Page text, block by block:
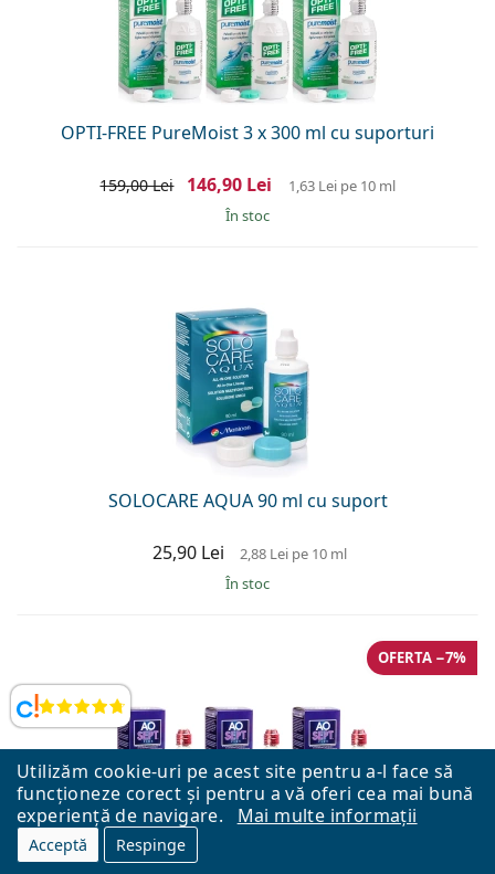
Utilizăm cookie-uri pe acest site pentru a-l face să
funcționeze corect și pentru a vă oferi cea mai bună
experiență de navigare.
Mai multe informații
Acceptă Respinge
Opinii
OPTI-FREE PureMoist 3 x 300 ml cu suporturi
159,00 Lei 146,90 Lei 1,63 Leipe 10 ml
În stoc
SOLOCARE AQUA 90 ml cu suport
25,90 Lei 2,88 Lei pe 10 ml
În stoc
AOSEPT PLUS with Hydraglyde 3 x 360 ml cu suporturi
OFERTA −7%